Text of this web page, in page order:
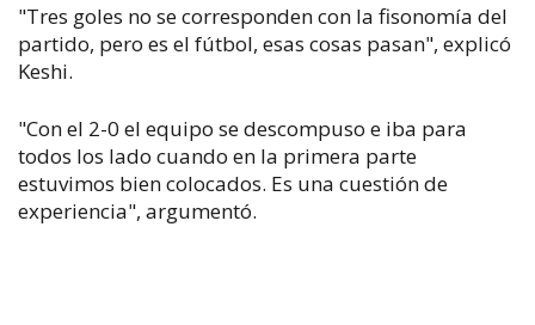
"Tres goles no se corresponden con la fisonomía del
partido, pero es el fútbol, esas cosas pasan", explicó
Keshi.
"Con el 2-0 el equipo se descompuso e iba para
todos los lado cuando en la primera parte
estuvimos bien colocados. Es una cuestión de
experiencia", argumentó.